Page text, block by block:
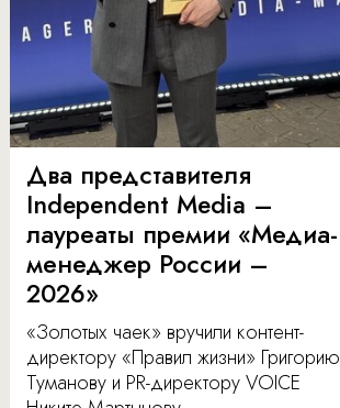
Два представителя
Independent Media –
лауреаты премии «Медиа-
менеджер России –
2026»
«Золотых чаек» вручили контент-
директору «Правил жизни» Григорию
Туманову и PR-директору VOICE